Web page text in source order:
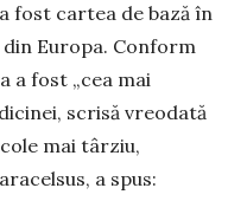
fost cartea de bază în
Eu­ropa. Con­form
a fost „cea mai
scri­să vreo­dată
mai târ­ziu,
a spus: